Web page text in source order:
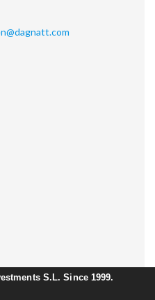
S.L. Since 1999.